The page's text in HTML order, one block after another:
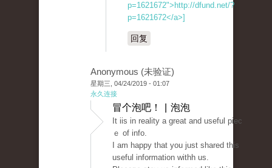
p=1621672">http://dfund.net/?
p=1621672</a>]
回复
Anonymous (未验证)
星期三, 04/24/2019 - 01:07
永久连接
冒个泡吧！ | 泡泡
It iis in rеality a great and useful piec
ｅ of info.
I am haрpy that you just shared thiѕ
useful information withh us.